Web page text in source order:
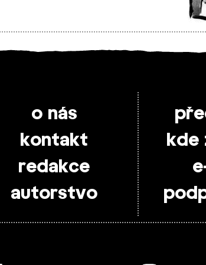
o nás
kontakt
redakce
autorstvo
kde